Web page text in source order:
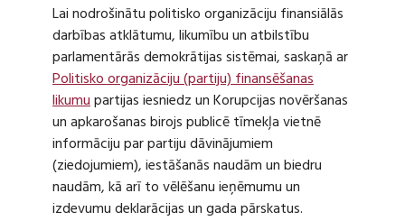
Lai nodrošinātu politisko organizāciju finansiālās
darbības atklātumu, likumību un atbilstību
parlamentārās demokrātijas sistēmai, saskaņā ar
Politisko organizāciju (partiju) finansēšanas
likumupartijas iesniedz un Korupcijas novēršanas
un apkarošanas birojs publicē tīmekļa vietnē
informāciju par partiju dāvinājumiem
(ziedojumiem), iestāšanās naudām un biedru
naudām, kā arī to vēlēšanu ieņēmumu un
izdevumu deklarācijas un gada pārskatus.